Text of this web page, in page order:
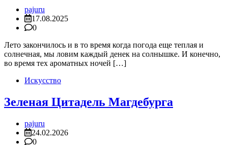
pajuru
17.08.2025
0
Лето закончилось и в то время когда погода еще теплая и
солнечная, мы ловим каждый денек на солнышке. И конечно,
во время тех ароматных ночей […]
Искусство
Зеленая Цитадель Магдебурга
pajuru
24.02.2026
0